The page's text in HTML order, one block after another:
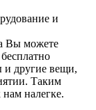
и
Вы можете
и другие вещи,
Таким
налегке.